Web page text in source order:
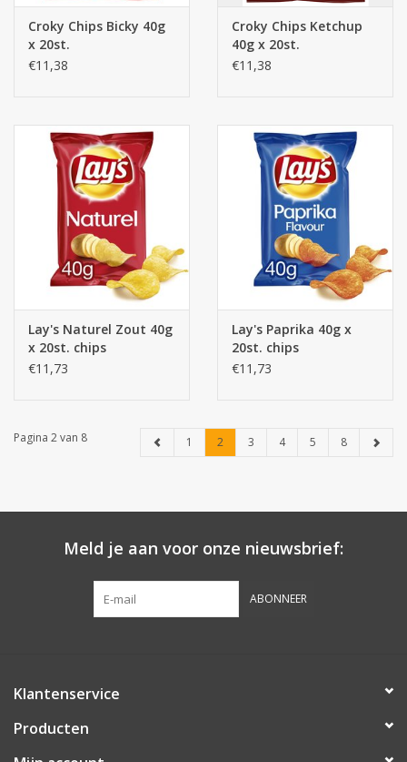
Croky Chips Bicky 40g
x 20st.
€11,38
Croky Chips Ketchup
40g x 20st.
€11,38
Lay's Naturel Zout 40g
x 20st. chips
€11,73
Lay's Paprika 40g x
20st. chips
€11,73
Pagina 2 van 8 1 2 3 4 5 8
Meld je aan voor onze nieuwsbrief:
ABONNEER
Klantenservice
Producten